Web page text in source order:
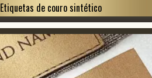
Etiquetas de couro sintético